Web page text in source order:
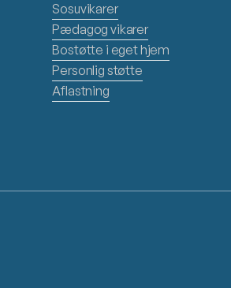
Sosuvikarer
Pædagog vikarer
Bostøtte i eget hjem
Personlig støtte
Aflastning